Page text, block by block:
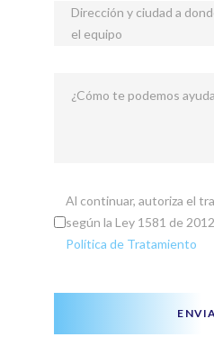
Dirección y ciudad a
el equipo
¿Cómo te podemos
Al continuar, autoriza el
según la Ley 1581 de
Política de Tratamiento